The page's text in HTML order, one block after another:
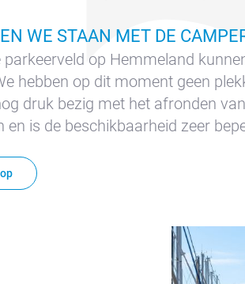
op de
Haven
WE STAAN MET DE
parkeerveld op Hemmeland
hebben op dit moment geen
druk bezig met het afronden
en is de beschikbaarheid zeer